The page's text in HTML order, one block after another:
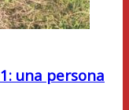
una persona